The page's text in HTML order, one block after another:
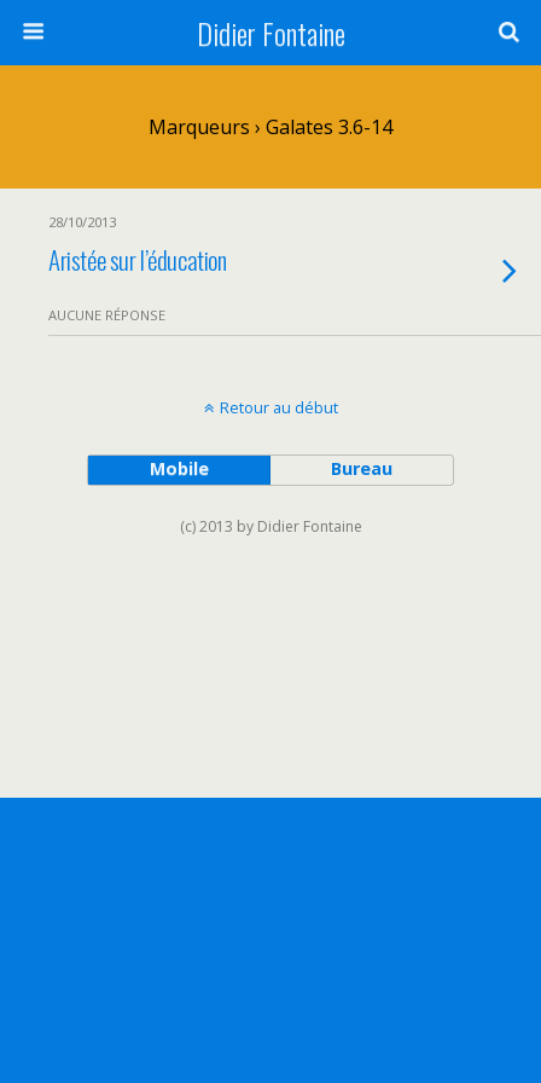
Didier Fontaine
Marqueurs › Galates 3.6-14
28/10/2013
Aristée sur l’éducation
AUCUNE RÉPONSE
Retour au début
Mobile Bureau
(c) 2013 by Didier Fontaine